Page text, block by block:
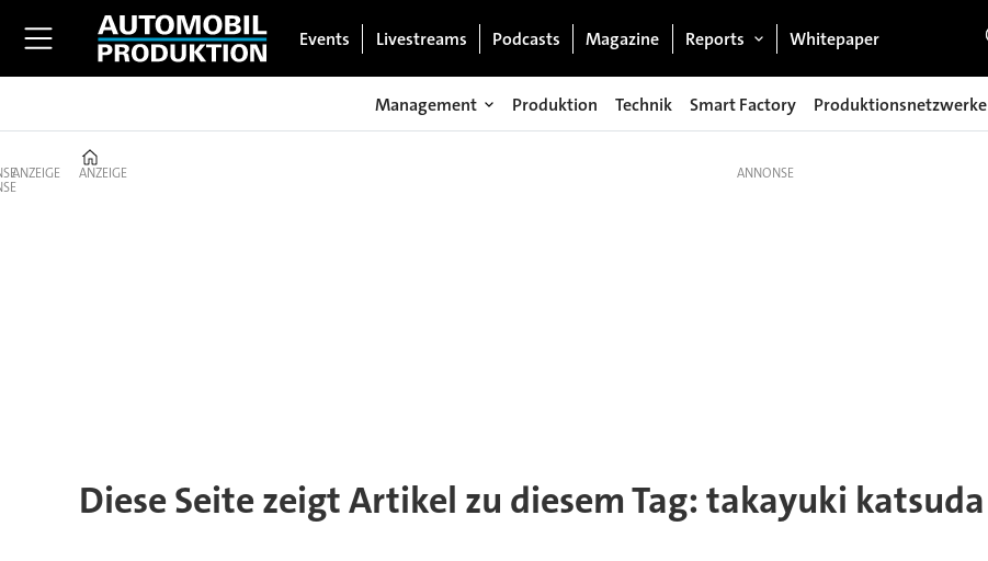
Events Livestreams Podcasts Magazine Reports Whitepaper
Management Produktion Technik Smart Factory Produktionsnetzwerke
ANZEIGE ANZEIGE
Diese Seite zeigt Artikel zu diesem Tag: takayuki katsuda